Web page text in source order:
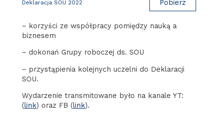
Deklaracja SOU 2022 Pobierz
– korzyści ze współpracy pomiędzy nauką a
biznesem
– dokonań Grupy roboczej ds. SOU
– przystąpienia kolejnych uczelni do Deklaracji
SOU.
Wydarzenie transmitowane było na kanale YT:
(link) oraz FB (link).